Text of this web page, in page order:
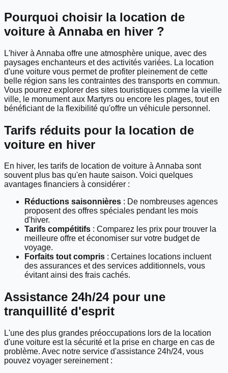
Pourquoi choisir la location de
voiture à Annaba en hiver ?
L'hiver à Annaba offre une atmosphère unique, avec des
paysages enchanteurs et des activités variées. La location
d'une voiture vous permet de profiter pleinement de cette
belle région sans les contraintes des transports en commun.
Vous pourrez explorer des sites touristiques comme la vieille
ville, le monument aux Martyrs ou encore les plages, tout en
bénéficiant de la flexibilité qu'offre un véhicule personnel.
Tarifs réduits pour la location de
voiture en hiver
En hiver, les tarifs de location de voiture à Annaba sont
souvent plus bas qu'en haute saison. Voici quelques
avantages financiers à considérer :
Réductions saisonnières : De nombreuses agences
proposent des offres spéciales pendant les mois
d'hiver.
Tarifs compétitifs : Comparez les prix pour trouver la
meilleure offre et économiser sur votre budget de
voyage.
Forfaits tout compris : Certaines locations incluent
des assurances et des services additionnels, vous
évitant ainsi des frais cachés.
Assistance 24h/24 pour une
tranquillité d'esprit
L'une des plus grandes préoccupations lors de la location
d'une voiture est la sécurité et la prise en charge en cas de
problème. Avec notre service d'assistance 24h/24, vous
pouvez voyager sereinement :